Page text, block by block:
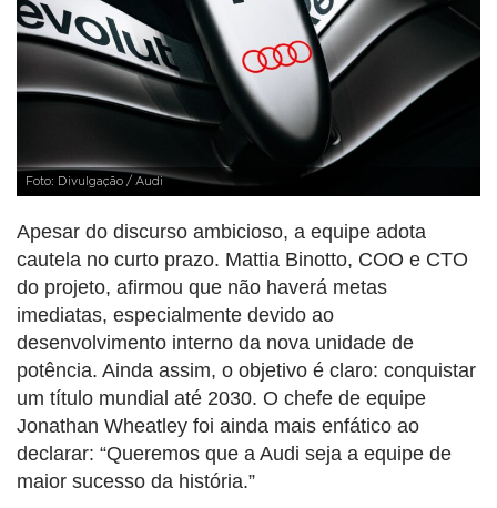
Foto: Divulgação / Audi
Apesar do discurso ambicioso, a equipe adota
cautela no curto prazo. Mattia Binotto, COO e CTO
do projeto, afirmou que não haverá metas
imediatas, especialmente devido ao
desenvolvimento interno da nova unidade de
potência. Ainda assim, o objetivo é claro: conquistar
um título mundial até 2030. O chefe de equipe
Jonathan Wheatley foi ainda mais enfático ao
declarar: “Queremos que a Audi seja a equipe de
maior sucesso da história.”